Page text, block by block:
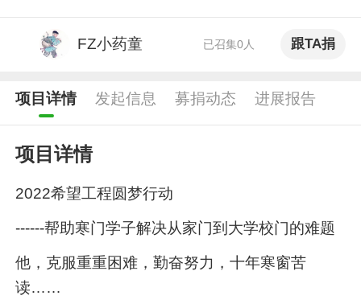
FZ小药童 已召集0人 跟TA捐
项目详情 发起信息 募捐动态 进展报告
项目详情
2022希望工程圆梦行动
------帮助寒门学子解决从家门到大学校门的难题
他，克服重重困难，勤奋努力，十年寒窗苦
读……